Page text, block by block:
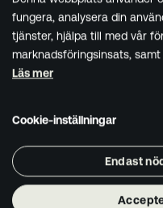
fungera, analysera din
tjänster, hjälpa till med vår
marknadsföringsinsats,
Läs mer
Cookie-inställningar
Endast